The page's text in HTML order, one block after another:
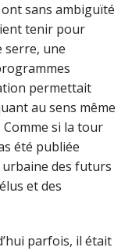
sans ambiguïté
tenir pour
serre, une
permettait
au sens même
si la tour
été publiée
urbaine des futurs
et des
parfois, il était